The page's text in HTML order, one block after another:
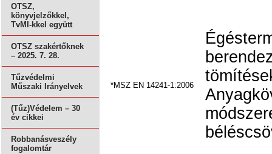
OTSZ,
könyvjelzőkkel,
TvMI-kkel együtt
OTSZ szakértőknek
– 2025. 7. 28.
Tűzvédelmi
Műszaki Irányelvek
(Tűz)Védelem – 30
év cikkei
Robbanásveszély
fogalomtár
*MSZ EN 14241-1:2006